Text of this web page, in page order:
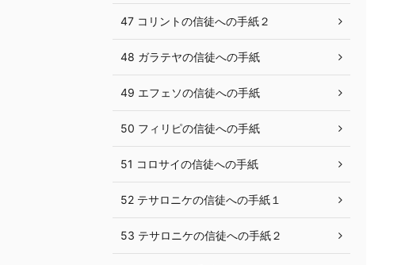
47 コリントの信徒への手紙２
48 ガラテヤの信徒への手紙
49 エフェソの信徒への手紙
50 フィリピの信徒への手紙
51 コロサイの信徒への手紙
52 テサロニケの信徒への手紙１
53 テサロニケの信徒への手紙２